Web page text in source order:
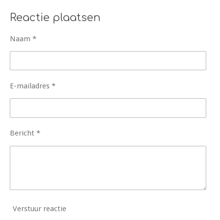
e
n
l
e
e
n
Reactie plaatsen
Naam *
E-mailadres *
Bericht *
Verstuur reactie